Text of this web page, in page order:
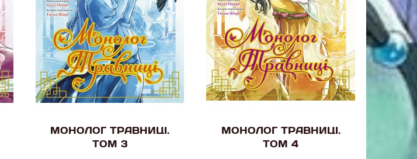
МОНОЛОГ ТРАВНИЦІ.
ТОМ 3
МОНОЛОГ ТРАВНИЦІ.
ТОМ 4